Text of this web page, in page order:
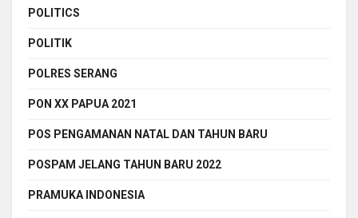
POLITICS
POLITIK
POLRES SERANG
PON XX PAPUA 2021
POS PENGAMANAN NATAL DAN TAHUN BARU
POSPAM JELANG TAHUN BARU 2022
PRAMUKA INDONESIA